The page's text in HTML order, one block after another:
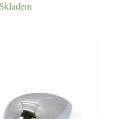
Skladem